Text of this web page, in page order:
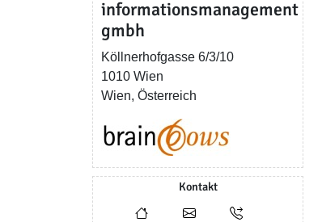
informationsmanagement
gmbh
Köllnerhofgasse 6/3/10
1010 Wien
Wien, Österreich
Kontakt